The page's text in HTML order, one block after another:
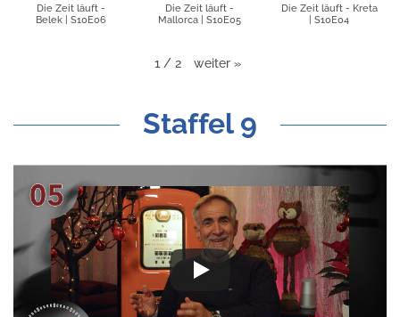
Die Zeit läuft -
Belek | S10E06
Die Zeit läuft -
Mallorca | S10E05
Die Zeit läuft - Kreta
| S10E04
1 / 2 weiter »
Staffel 9